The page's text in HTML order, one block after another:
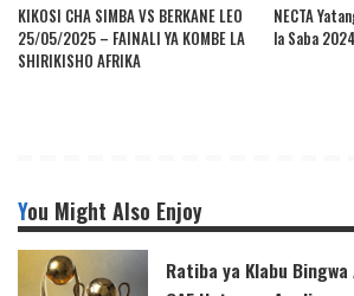
KIKOSI CHA SIMBA VS BERKANE LEO
25/05/2025 – FAINALI YA KOMBE LA
SHIRIKISHO AFRIKA
NECTA
la Saba 2024
You Might Also Enjoy
Ratiba ya Klabu